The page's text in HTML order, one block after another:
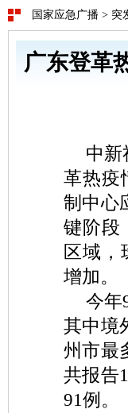
国家应急广播 > 突
广东登革
中新
革热疫
制中心
键阶段
区域，
增加。
今年
其中境
州市最
共报告
91例。